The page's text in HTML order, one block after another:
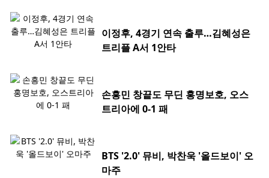
이정후, 4경기 연속 출루…김혜성은
트리플 A서 1안타
손흥민 창끝도 무딘 홍명보호, 오스
트리아에 0-1 패
BTS '2.0' 뮤비, 박찬욱 '올드보이' 오
마주